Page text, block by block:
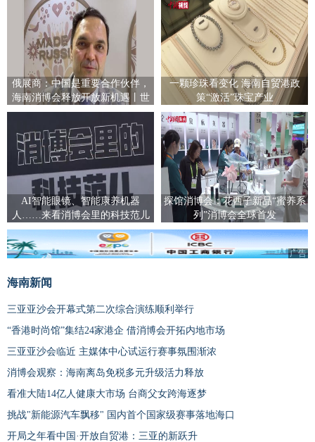
俄展商：中国是重要合作伙伴，
海南消博会释放开放新机遇丨世
界观
一颗珍珠看变化 海南自贸港政
策“激活”珠宝产业
AI智能眼镜、智能康养机器
人……来看消博会里的科技范儿
探馆消博会：花西子新品“蜜养系
列”消博会全球首发
广告
海南新闻
三亚亚沙会开幕式第二次综合演练顺利举行
“香港时尚馆”集结24家港企 借消博会开拓内地市场
三亚亚沙会临近 主媒体中心试运行赛事氛围渐浓
消博会观察：海南离岛免税多元升级活力释放
看准大陆14亿人健康大市场 台商父女跨海逐梦
挑战"新能源汽车飘移" 国内首个国家级赛事落地海口
开局之年看中国·开放自贸港：三亚的新跃升